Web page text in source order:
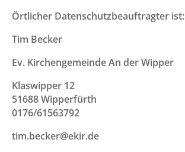
Örtlicher Datenschutzbeauftragter ist:
Tim Becker
Ev. Kirchengemeinde An der Wipper
Klaswipper 12
51688 Wipperfürth
0176/61563792
tim.becker@ekir.de